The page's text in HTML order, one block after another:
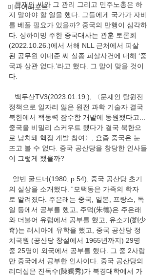
미디어리포트
   문재인 씨와 그 관리 그리고 민주노총은 하
지 말아야 할 일을 했다. 그들에게 국가가 자비
를 베풀 필요가 있을까? 중국의 만행이 심각하
다. 싱하이밍 주한 중국대사는 관훈 토론회
(2022.10.26.)에서 서해 NLL 근처에서 피살
된 공무원 이대준 씨 실종 피살사건에 대해 ‘중
국과 상관 없다.’라고 했다. 그 말이 맞을 것이
다.
정책으로 일자리 잃은 원전 과학 기술자 결국
북한에서 핵동력 잠수함 개발에 동원했다고...
중국을 비밀리 스커우트 됐다가 결국 북한으
로 납치돼 핵잠 개발 참여〉, 요즘 중국은 눈
뜨고 볼 수 없다. 중국 공산당을 창당한 인사들
이 그렇게 했을까?
의 실상을 소개했다. “모택동은 가족의 학자
로 알려졌다. 주은래는 중국, 일본, 프랑스, 독
일 등에서 공부를 했고, 주덕(朱德)은 주은래
와 더불어 유럽에서 공부를 했고, 유소기(劉少
奇)는 러시아에 유학을 했고, 중국 공산당 정
치국원 (공산당 창설에서 1965년까지) 29명
중 25명이 외국에서 공부를 했다. 그 중 2사람
만 중국에서 공부한 인사이다. 중국 공산당의
리더십은 진독수(陳獨秀)가 북경대학에서 가